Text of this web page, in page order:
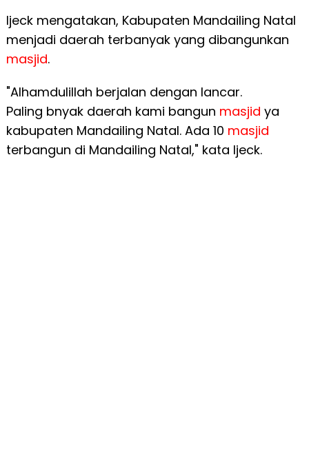
Ijeck mengatakan, Kabupaten Mandailing Natal
menjadi daerah terbanyak yang dibangunkan
masjid.
"Alhamdulillah berjalan dengan lancar.
Paling bnyak daerah kami bangun masjid ya
kabupaten Mandailing Natal. Ada 10 masjid
terbangun di Mandailing Natal," kata Ijeck.